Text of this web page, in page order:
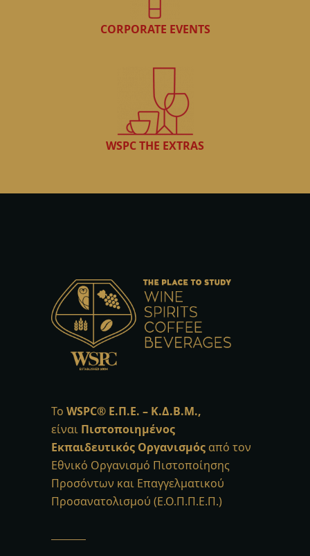
CORPORATE EVENTS
WSPC THE EXTRAS
Το WSPC® Ε.Π.Ε. – Κ.Δ.Β.Μ.,
είναι Πιστοποιημένος
Εκπαιδευτικός Οργανισμός από τον
Εθνικό Οργανισμό Πιστοποίησης
Προσόντων και Επαγγελματικού
Προσανατολισμού (Ε.Ο.Π.Π.Ε.Π.)